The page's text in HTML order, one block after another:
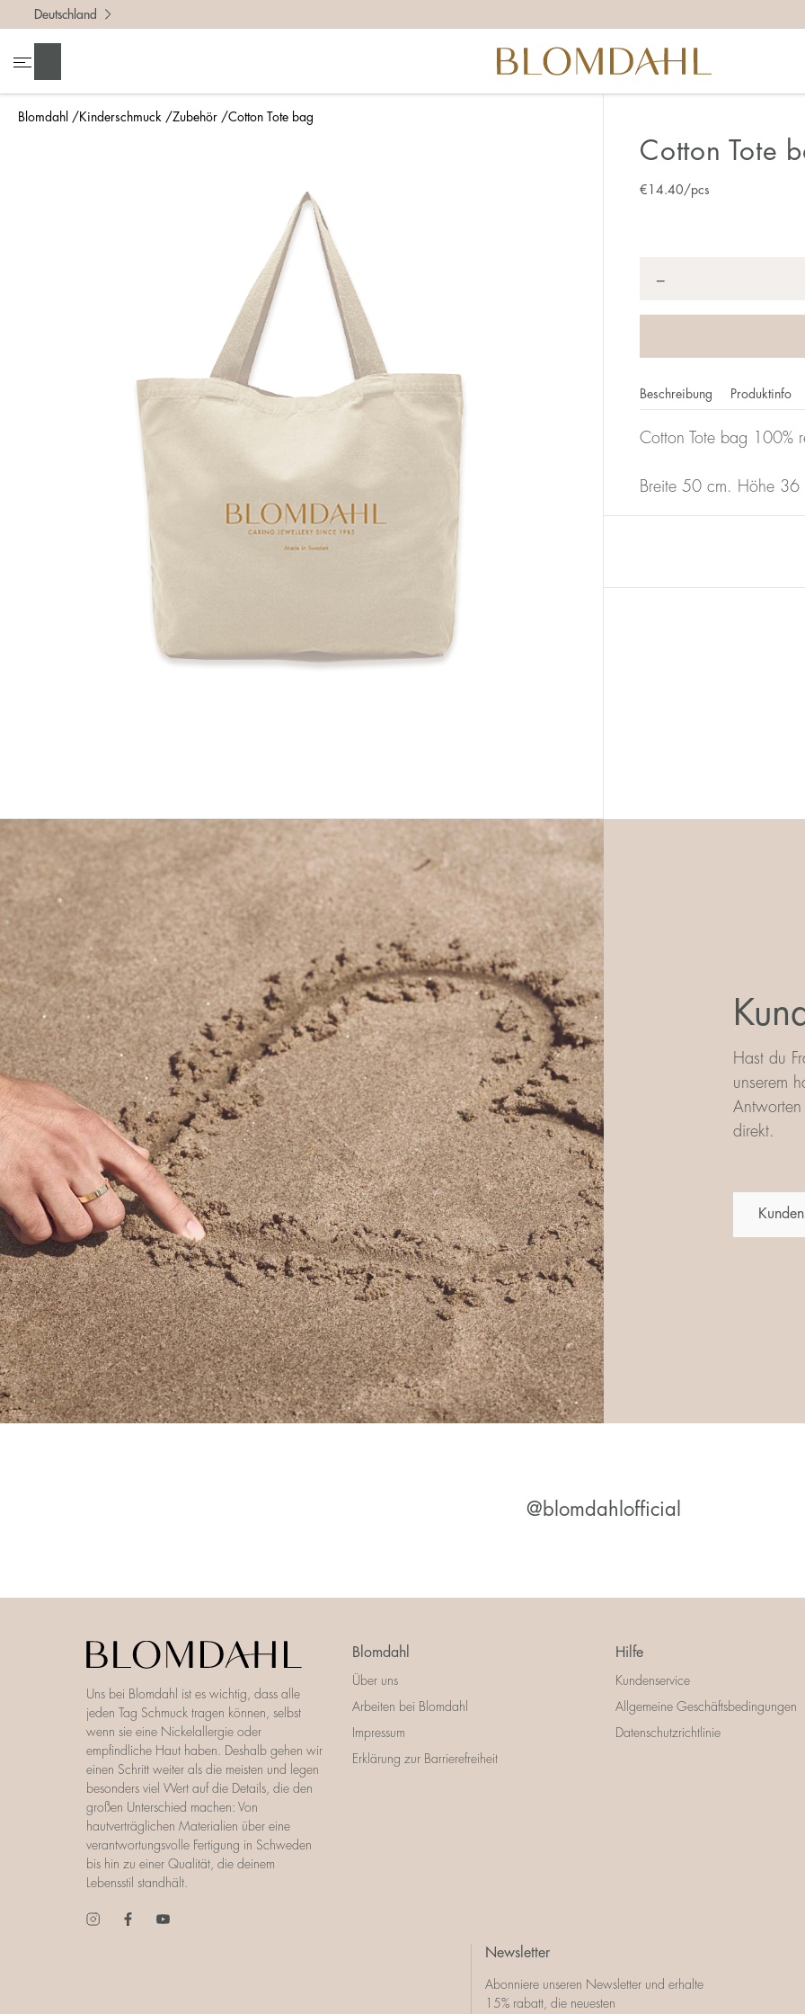
Blomdahl Kinderschmuck Zubehör Cotton Tote bag
Deutschland
Cotton Tote
€ 14.40/pcs
−
Beschreibung Produktinfo
Cotton Tote bag 100%
Breite 50 cm. Höhe 36
Hast du
unserem
direkt.
@blomdahlofficial
Uns bei Blomdahl ist es wichtig, dass alle
jeden Tag Schmuck tragen können, selbst
wenn sie eine Nickelallergie oder
empfindliche Haut haben. Deshalb gehen wir
einen Schritt weiter als die meisten und legen
besonders viel Wert auf die Details, die den
großen Unterschied machen: Von
hautverträglichen Materialien über eine
verantwortungsvolle Fertigung in Schweden
bis hin zu einer Qualität, die deinem
Lebensstil standhält.
Blomdahl
Über uns
Arbeiten bei Blomdahl
Impressum
Erklärung zur Barrierefreiheit
Hilfe
Kundenservice
Allgemeine Geschäftsbedingungen
Datenschutzrichtlinie
Newsletter
Abonniere unseren Newsletter und erhalte
15% rabatt, die neuesten